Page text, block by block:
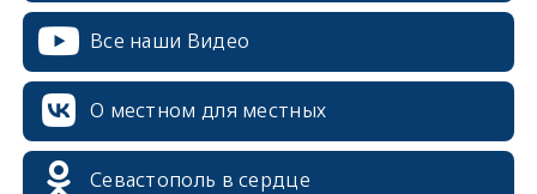
Все наши Видео
О местном для местных
Севастополь в сердце